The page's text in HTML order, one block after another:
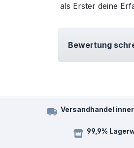
als Erster deine
Bewertung
Versandhandel
99,9%